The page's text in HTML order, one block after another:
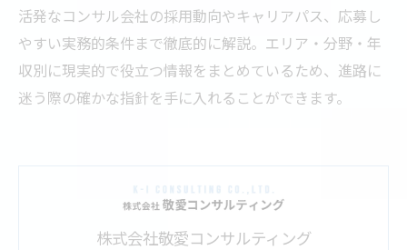
活発なコンサル会社の採用動向やキャリアパス、応募し
やすい実務的条件まで徹底的に解説。エリア・分野・年
収別に現実的で役立つ情報をまとめているため、進路に
迷う際の確かな指針を手に入れることができます。
株式会社敬愛コンサルティング